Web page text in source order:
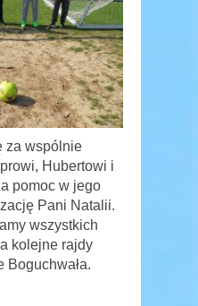
za wspólnie
Hubertowi i
pomoc w jego
Pani Natalii.
wszystkich
kolejne rajdy
Boguchwała.